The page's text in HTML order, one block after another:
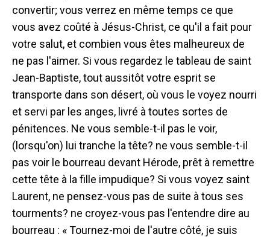
convertir; vous verrez en même temps ce que
vous avez coûté à Jésus-Christ, ce qu'il a fait pour
votre salut, et combien vous êtes malheureux de
ne pas l'aimer. Si vous regardez le tableau de saint
Jean-Baptiste, tout aussitôt votre esprit se
transporte dans son désert, où vous le voyez nourri
et servi par les anges, livré à toutes sortes de
pénitences. Ne vous semble-t-il pas le voir,
(lorsqu'on) lui tranche la tête? ne vous semble-t-il
pas voir le bourreau devant Hérode, prêt à remettre
cette tête à la fille impudique? Si vous voyez saint
Laurent, ne pensez-vous pas de suite à tous ses
tourments? ne croyez-vous pas l'entendre dire au
bourreau : « Tournez-moi de l'autre côté, je suis